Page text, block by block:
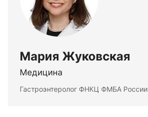
Мария Жуковская
Медицина
Гастроэнтеролог ФНКЦ ФМБА России